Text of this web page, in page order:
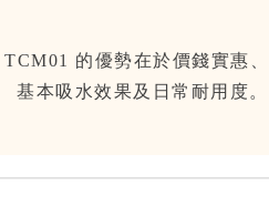
TCM01 的優勢在於價錢實惠
基本吸水效果及日常耐用度。